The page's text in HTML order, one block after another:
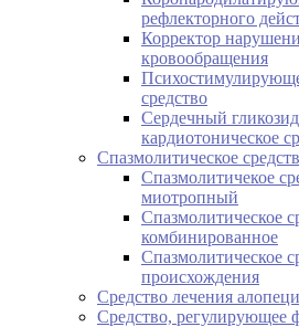
рефлекторного
Корректор
кровообращения
средство
Сердечный
кардиотоническое
Спазмолитическое
Спазмолитичекое
миотропный
Спазмолитическое
комбинированное
Спазмолитическое
происхождения
Средство лечения
Средство, регулирующее